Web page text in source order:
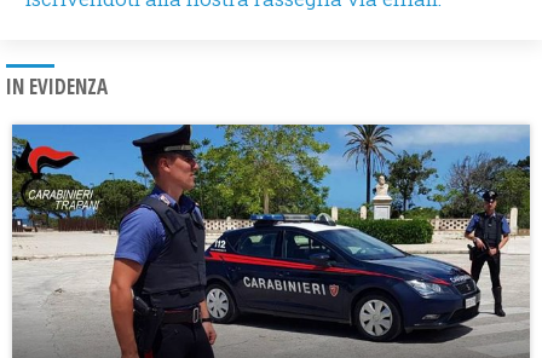
IN EVIDENZA